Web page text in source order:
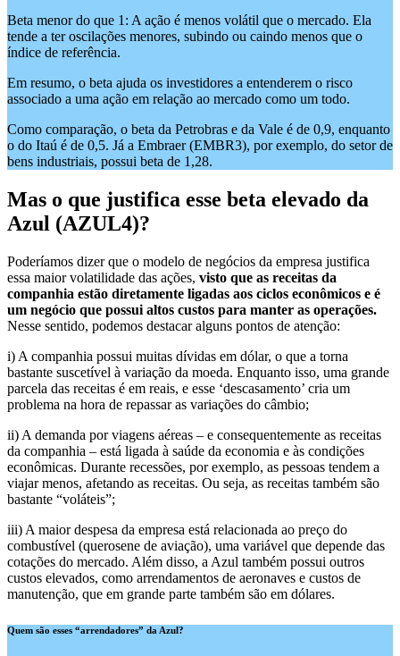
Beta menor do que 1: A ação é menos volátil que o mercado. Ela
tende a ter oscilações menores, subindo ou caindo menos que o
índice de referência.
Em resumo, o beta ajuda os investidores a entenderem o risco
associado a uma ação em relação ao mercado como um todo.
Como comparação, o beta da Petrobras e da Vale é de 0,9, enquanto
o do Itaú é de 0,5. Já a Embraer (EMBR3), por exemplo, do setor de
bens industriais, possui beta de 1,28.
Mas o que justifica esse beta elevado da
Azul (AZUL4)?
Poderíamos dizer que o modelo de negócios da empresa justifica
essa maior volatilidade das ações, visto que as receitas da
companhia estão diretamente ligadas aos ciclos econômicos e é
um negócio que possui altos custos para manter as operações.
Nesse sentido, podemos destacar alguns pontos de atenção:
i) A companhia possui muitas dívidas em dólar, o que a torna
bastante suscetível à variação da moeda. Enquanto isso, uma grande
parcela das receitas é em reais, e esse ‘descasamento’ cria um
problema na hora de repassar as variações do câmbio;
ii) A demanda por viagens aéreas – e consequentemente as receitas
da companhia – está ligada à saúde da economia e às condições
econômicas. Durante recessões, por exemplo, as pessoas tendem a
viajar menos, afetando as receitas. Ou seja, as receitas também são
bastante “voláteis”;
iii) A maior despesa da empresa está relacionada ao preço do
combustível (querosene de aviação), uma variável que depende das
cotações do mercado. Além disso, a Azul também possui outros
custos elevados, como arrendamentos de aeronaves e custos de
manutenção, que em grande parte também são em dólares.
Quem são esses “arrendadores” da Azul?